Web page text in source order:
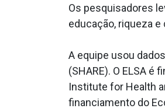
Os pesquisadores
educação, riqueza
A equipe usou
(SHARE). O ELSA
Institute for Health
financiamento do